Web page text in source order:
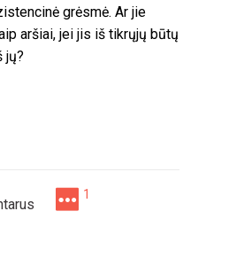
grėsmė. Ar jie
aršiai, jei jis iš tikrųjų būtų
jų?
1